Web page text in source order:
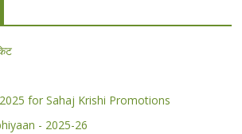
for Sahaj Krishi Promotions
- 2025-26